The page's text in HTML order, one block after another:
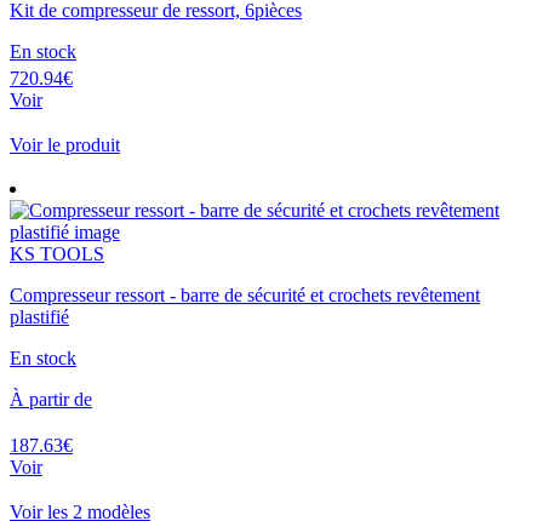
Kit de compresseur de ressort, 6pièces
En stock
720.94€
Voir
Voir le produit
KS TOOLS
Compresseur ressort - barre de sécurité et crochets revêtement
plastifié
En stock
À partir de
187.63€
Voir
Voir les 2 modèles